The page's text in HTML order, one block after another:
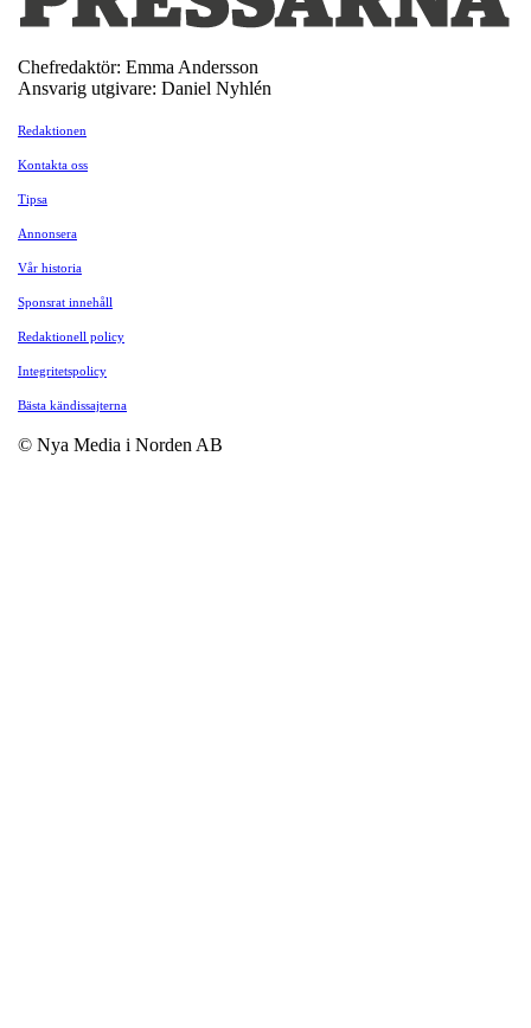
Chefredaktör: Emma Andersson
Ansvarig utgivare: Daniel Nyhlén
Redaktionen
Kontakta oss
Tipsa
Annonsera
Vår historia
Sponsrat innehåll
Redaktionell policy
Integritetspolicy
Bästa kändissajterna
© Nya Media i Norden AB